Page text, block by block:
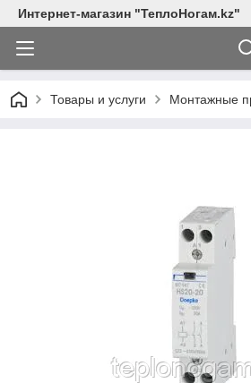
Интернет-магазин "ТеплоНогам.kz"
Товары и услуги Монтажные